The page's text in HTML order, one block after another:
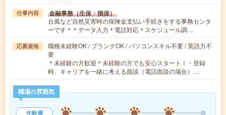
仕事内容 金融事務（生保・損保）
台風など自然災害時の保険金支払い手続きをする事務センタ
ーです＊＊データ入力＊電話対応＊スケジュール調…
応募資格
職種未経験OK / ブランクOK / パソコンスキル不要 / 英語力不
要
＊未経験の方歓迎＊未経験の方でも安心スタート！・登録
時、キャリアを一緒に考える面談（電話面談の場合）…
職場の雰囲気
年齢層